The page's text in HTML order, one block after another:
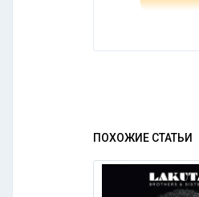
ПОХОЖИЕ СТАТЬИ